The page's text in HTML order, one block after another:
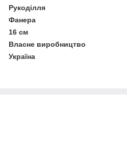
Рукоділля
Фанера
16 см
Власне виробництво
Україна